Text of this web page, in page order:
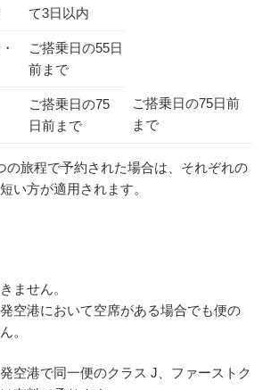
て3日以内
ご搭乗日の55日
前まで
ご搭乗日の75
日前まで
ご搭乗日の75日前
まで
旅程で予約された場合は、それぞれの
い方が適用されます。
ません。
空港において空席がある場合でも便の
。
空港で同一便のクラス J、ファーストク